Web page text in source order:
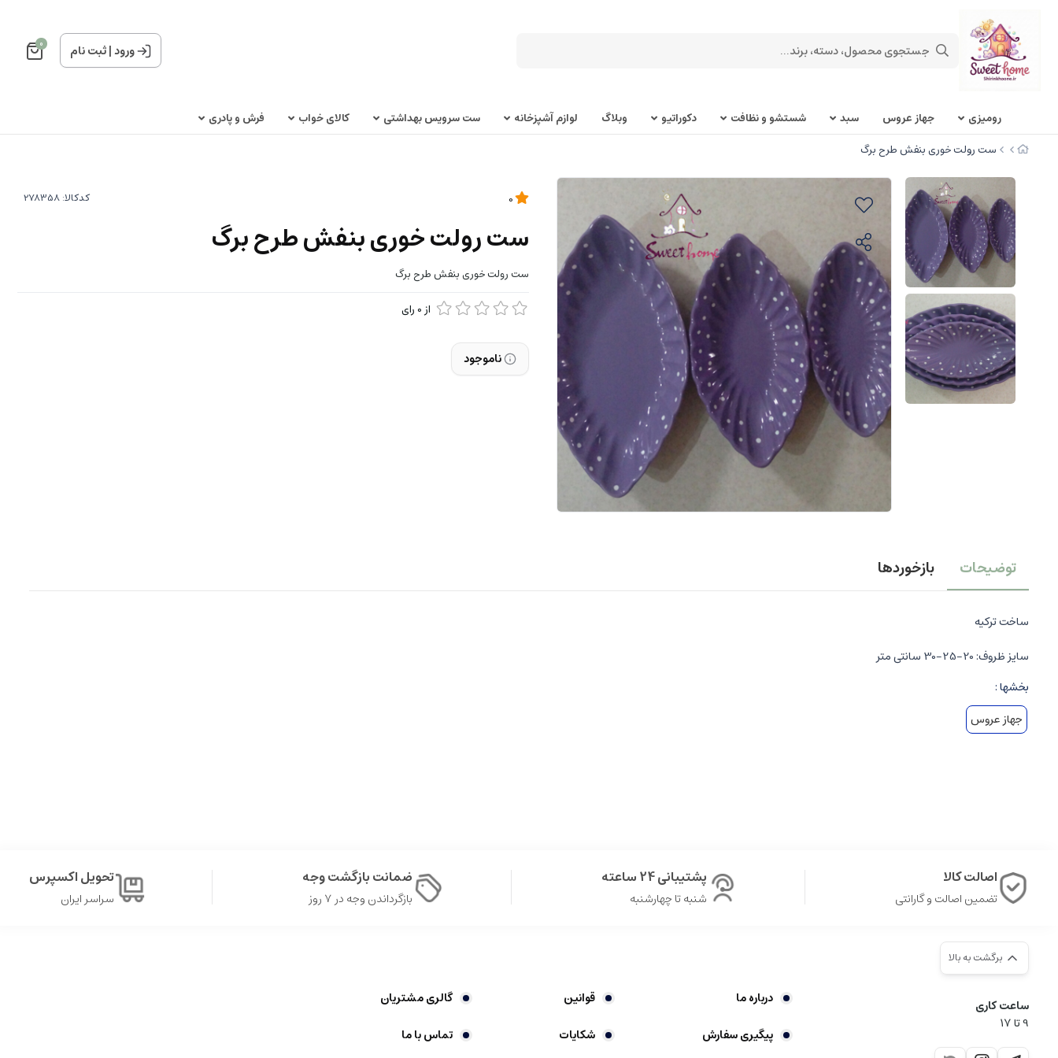
ورود|ثبت نام 0
روميزی جهاز عروس سبد شستشو و نظافت دکوراتیو وبلاگ لوازم آشپزخانه ست سرویس بهداشتی کالای خواب
فرش و پادری
ست رولت خوری بنفش طرح برگ
کدکالا:
ست رولت خوری بنفش طرح برگ
ست رولت خوری بنفش طرح برگ
از0 رای
ناموجود
توضیحات بازخوردها
ساخت ترکیه
سایز ظروف: 20-25-30 سانتی متر
بخشها :
جهاز عروس
اصالت کالا
تضمین اصالت و گارانتی
پشتیبانی 24 ساعته
شنبه تا چهارشنبه
ضمانت بازگشت وجه
بازگرداندن وجه در ۷ روز
تحویل اکسپرس
سراسر ایران
برگشت به بالا
ساعت کاری
9‌ تا ۱۷
درباره ما قوانین
گالری مشتریان
پیگیری سفارش
شکایات تماس با ما